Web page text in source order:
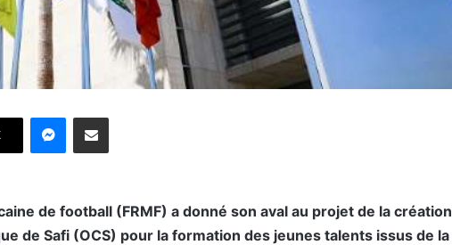
de football (FRMF) a donné son aval au projet de la création
de Safi (OCS) pour la formation des jeunes talents issus de la